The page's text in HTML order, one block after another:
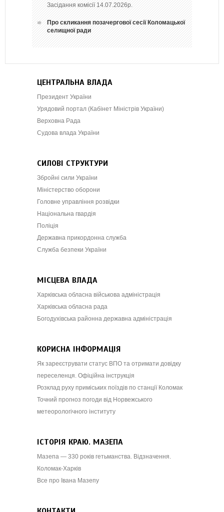
Засідання комісії 14.07.2026р.
Про скликання позачергової сесії Коломацької
селищної ради
ЦЕНТРАЛЬНА ВЛАДА
Президент України
Урядовий портал (Кабінет Міністрів України)
Верховна Рада
Судова влада України
СИЛОВІ СТРУКТУРИ
Збройні сили України
Міністерство оборони
Головне управління розвідки
Національна гвардія
Поліція
Державна прикордонна служба
Служба безпеки України
МІСЦЕВА ВЛАДА
Харківська обласна військова адміністрація
Харківська обласна рада
Богодухівська районна державна адміністрація
КОРИСНА ІНФОРМАЦІЯ
Як зареєструвати статус ВПО та отримати довідку
переселенця. Офіційна інструкція
Розклад руху приміських поїздів по станції Коломак
Точний прогноз погоди від Норвежського
метеорологічного інституту
ІСТОРІЯ КРАЮ. МАЗЕПА
Мазепа — 330 років гетьманства. Відзначення.
Коломак-Харків
Все про Івана Мазепу